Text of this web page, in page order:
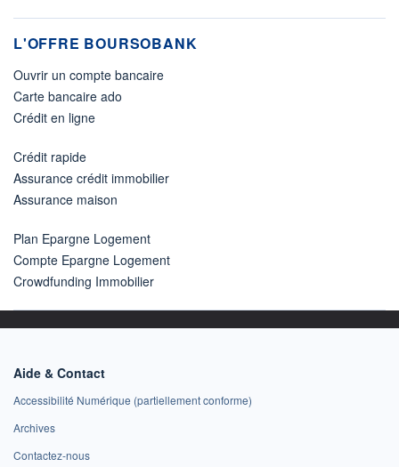
L'OFFRE BOURSOBANK
Ouvrir un compte bancaire
Carte bancaire ado
Crédit en ligne
Crédit rapide
Assurance crédit immobilier
Assurance maison
Plan Epargne Logement
Compte Epargne Logement
Crowdfunding Immobilier
Aide & Contact
Accessibilité Numérique (partiellement conforme)
Archives
Contactez-nous